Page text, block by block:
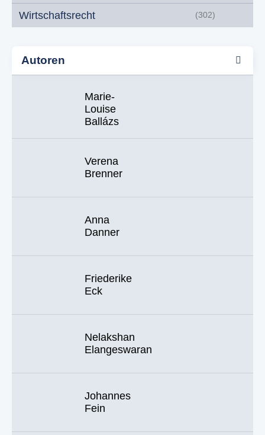
Wirtschaftsrecht (302)
Autoren
Marie-
Louise
Ballázs
Verena
Brenner
Anna
Danner
Friederike
Eck
Nelakshan
Elangeswaran
Johannes
Fein